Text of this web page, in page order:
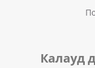
Калауд